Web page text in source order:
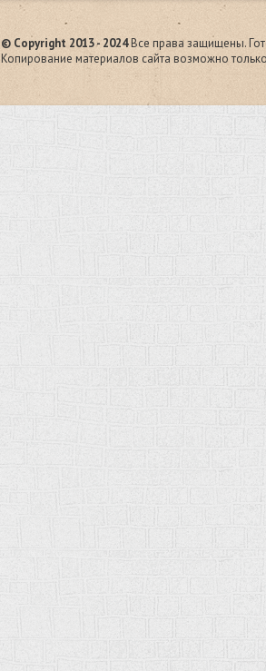
© Copyright 2013 - 2024Все права защищены.
Копирование материалов сайта возможно